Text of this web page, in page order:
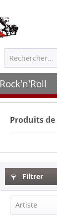
Rock'n'Roll
Produits de
Filtrer
Artiste